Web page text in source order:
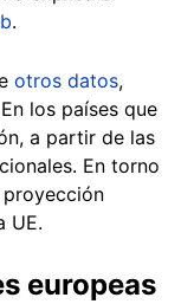
.
otros datos,
los países que
a partir de las
En torno
UE.
europeas